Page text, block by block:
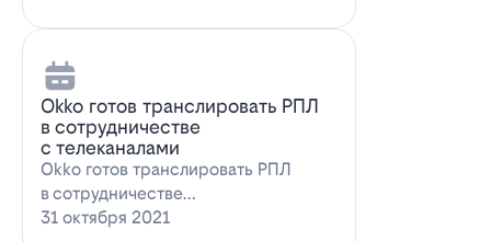
Оkko готов транслировать РПЛ
в сотрудничестве
с телеканалами
Оkko готов транслировать РПЛ
в сотрудничестве
с каналамиВидеосервис Okko
31 октября 2021